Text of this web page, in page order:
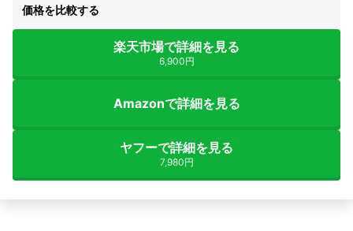
価格を比較する
楽天市場で詳細を見る
6,900円
Amazonで詳細を見る
ヤフーで詳細を見る
7,980円